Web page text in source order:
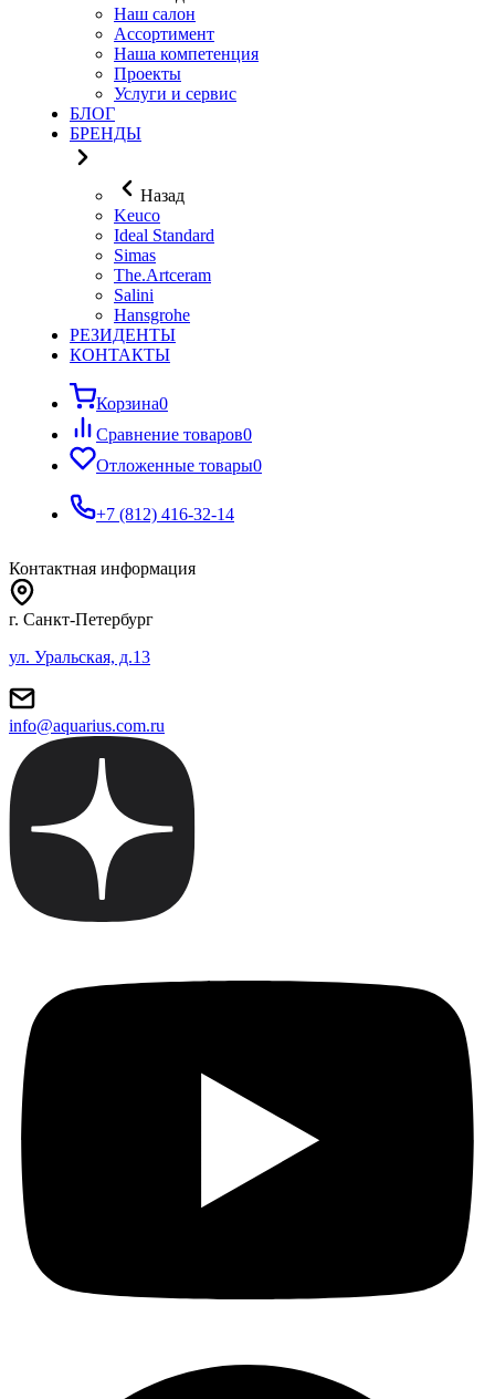
Наш салон
Ассортимент
Наша компетенция
Проекты
Услуги и сервис
БЛОГ
БРЕНДЫ
Назад
Keuco
Ideal Standard
Simas
The.Artceram
Salini
Hansgrohe
РЕЗИДЕНТЫ
КОНТАКТЫ
Корзина0
Сравнение товаров0
Отложенные товары0
+7 (812) 416-32-14
Контактная информация
г. Санкт-Петербург
ул. Уральская, д.13
info@aquarius.com.ru